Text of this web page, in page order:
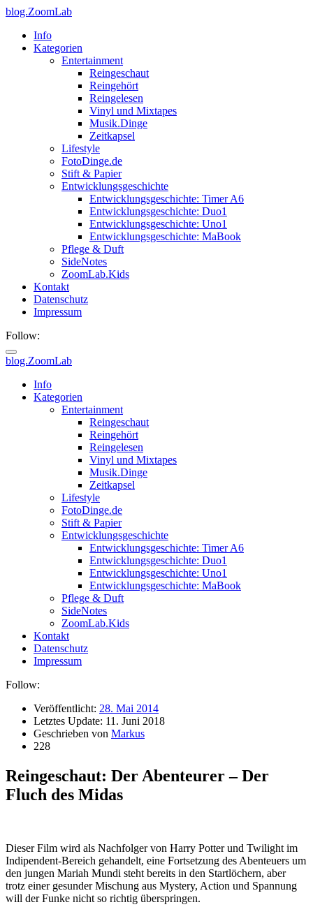
blog.ZoomLab
Info
Kategorien
Entertainment
Reingeschaut
Reingehört
Reingelesen
Vinyl und Mixtapes
Musik.Dinge
Zeitkapsel
Lifestyle
FotoDinge.de
Stift & Papier
Entwicklungsgeschichte
Entwicklungsgeschichte: Timer A6
Entwicklungsgeschichte: Duo1
Entwicklungsgeschichte: Uno1
Entwicklungsgeschichte: MaBook
Pflege & Duft
SideNotes
ZoomLab.Kids
Kontakt
Datenschutz
Impressum
Follow:
blog.ZoomLab
Info
Kategorien
Entertainment
Reingeschaut
Reingehört
Reingelesen
Vinyl und Mixtapes
Musik.Dinge
Zeitkapsel
Lifestyle
FotoDinge.de
Stift & Papier
Entwicklungsgeschichte
Entwicklungsgeschichte: Timer A6
Entwicklungsgeschichte: Duo1
Entwicklungsgeschichte: Uno1
Entwicklungsgeschichte: MaBook
Pflege & Duft
SideNotes
ZoomLab.Kids
Kontakt
Datenschutz
Impressum
Follow:
Veröffentlicht: 28. Mai 2014
Letztes Update: 11. Juni 2018
Geschrieben von Markus
228
Reingeschaut: Der Abenteurer – Der
Fluch des Midas
Dieser Film wird als Nachfolger von Harry Potter und Twilight im
Indipendent-Bereich gehandelt, eine Fortsetzung des Abenteuers um
den jungen Mariah Mundi steht bereits in den Startlöchern, aber
trotz einer gesunder Mischung aus Mystery, Action und Spannung
will der Funke nicht so richtig überspringen.